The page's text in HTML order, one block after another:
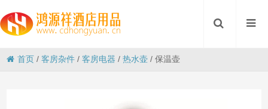
首页 /客房杂件 /客房电器 /热水壶 /保温壶